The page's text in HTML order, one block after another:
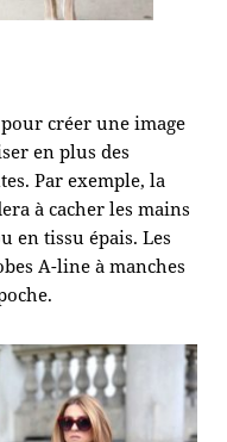
créer une image
en plus des
Par exemple, la
à cacher les mains
en tissu épais. Les
A-line à manches